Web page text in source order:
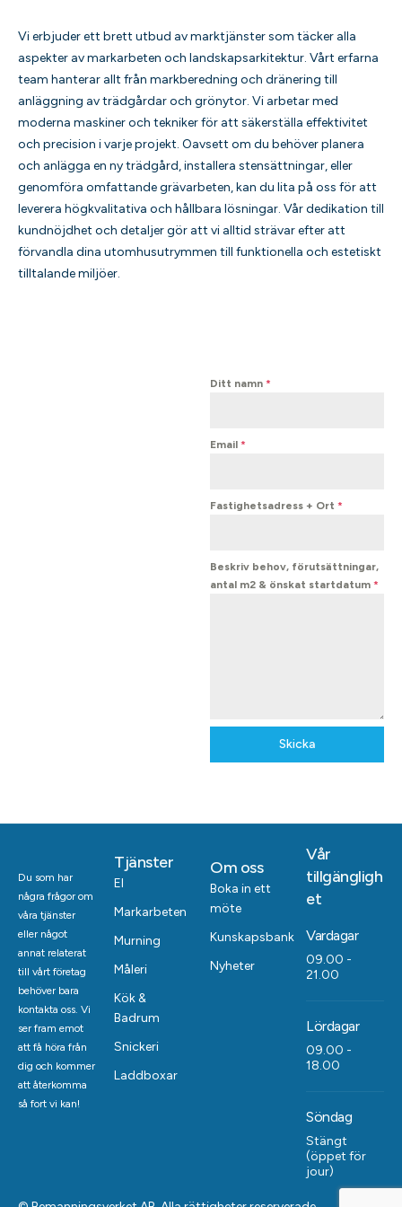
Vi erbjuder ett brett utbud av marktjänster som täcker alla
aspekter av markarbeten och landskapsarkitektur. Vårt erfarna
team hanterar allt från markberedning och dränering till
anläggning av trädgårdar och grönytor. Vi arbetar med
moderna maskiner och tekniker för att säkerställa effektivitet
och precision i varje projekt. Oavsett om du behöver planera
och anlägga en ny trädgård, installera stensättningar, eller
genomföra omfattande grävarbeten, kan du lita på oss för att
leverera högkvalitativa och hållbara lösningar. Vår dedikation till
kundnöjdhet och detaljer gör att vi alltid strävar efter att
förvandla dina utomhusutrymmen till funktionella och estetiskt
tilltalande miljöer.
Ditt namn *
Email *
Fastighetsadress + Ort *
Beskriv behov, förutsättningar,
antal m2 & önskat startdatum *
Skicka
Du som har
några frågor om
våra tjänster
eller något
annat relaterat
till vårt företag
behöver bara
kontakta oss. Vi
ser fram emot
att få höra från
dig och kommer
att återkomma
så fort vi kan!
Tjänster
El
Markarbeten
Murning
Måleri
Kök &
Badrum
Snickeri
Laddboxar
Om oss
Boka in ett
möte
Kunskapsbank
Nyheter
Vår
tillgängligh
et
Vardagar
09.00 -
21.00
Lördagar
09.00 -
18.00
Söndag
Stängt
(öppet för
jour)